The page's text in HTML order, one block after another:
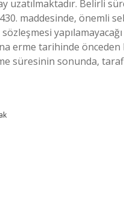
uzatılmaktadır. Belirli
maddesinde, önemli
erme tarihinde
süresinin sonunda,